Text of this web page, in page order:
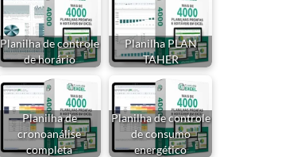
Planilha de controle
de horário
Planilha PLAN
TAHER
Planilha de
cronoanálise
completa
Planilha de controle
de consumo
energético